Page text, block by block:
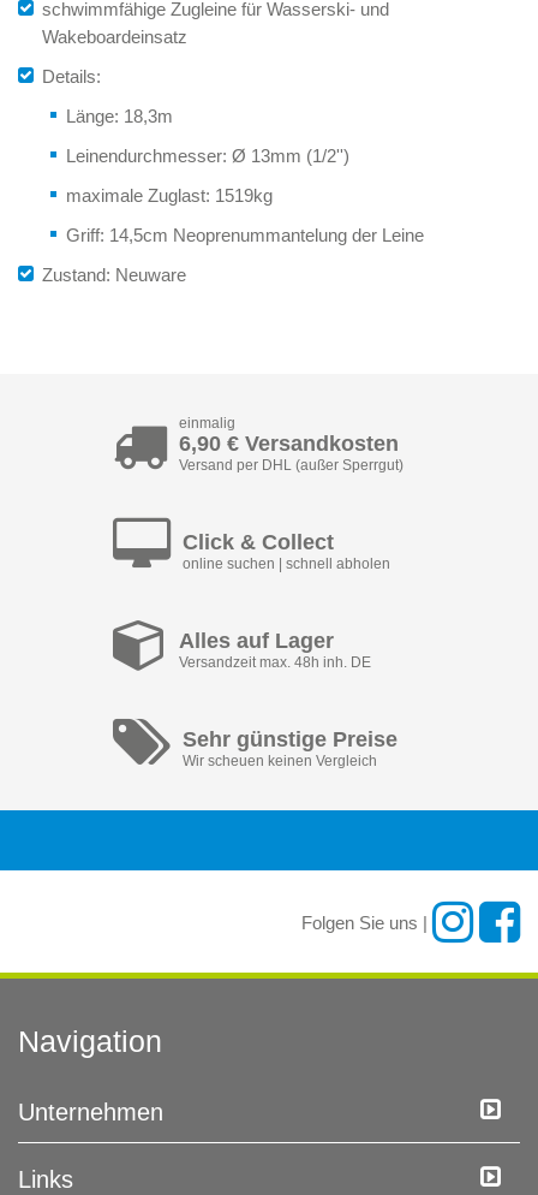
schwimmfähige Zugleine für Wasserski- und
Wakeboardeinsatz
Details:
Länge: 18,3m
Leinendurchmesser: Ø 13mm (1/2'')
maximale Zuglast: 1519kg
Griff: 14,5cm Neoprenummantelung der Leine
Zustand: Neuware
einmalig
6,90 € Versandkosten
Versand per DHL (außer Sperrgut)
Click & Collect
online suchen | schnell abholen
Alles auf Lager
Versandzeit max. 48h inh. DE
Sehr günstige Preise
Wir scheuen keinen Vergleich
Folgen Sie uns |
Navigation
Unternehmen
Links